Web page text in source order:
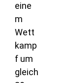
eine
m
Wett
kamp
f um
gleich